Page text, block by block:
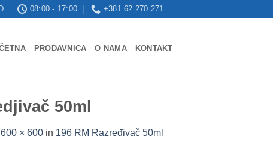
08:00 - 17:00 +381 62 270 271
PRODAVNICA O NAMA KONTAKT
50ml
600 × 600 in 196 RM Razređivač 50ml